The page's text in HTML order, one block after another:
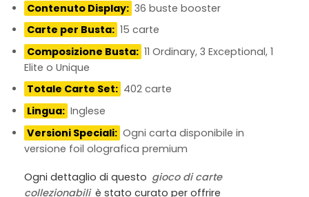
Contenuto Display: 36 buste booster
Carte per Busta: 15 carte
Composizione Busta: 11 Ordinary, 3 Exceptional, 1
Elite o Unique
Totale Carte Set: 402 carte
Lingua: Inglese
Versioni Speciali: Ogni carta disponibile in
versione foil olografica premium
Ogni dettaglio di questo gioco di carte
collezionabili è stato curato per offrire